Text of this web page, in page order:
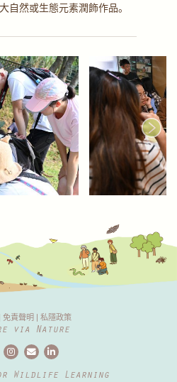
自然或生態元素潤飾作品。
免責聲明 | 私隱政策
via Nature
Wildlife Learning